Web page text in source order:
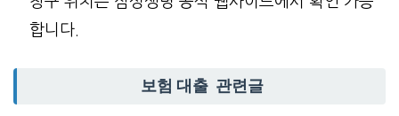
합니다.
보험 대출 관련글